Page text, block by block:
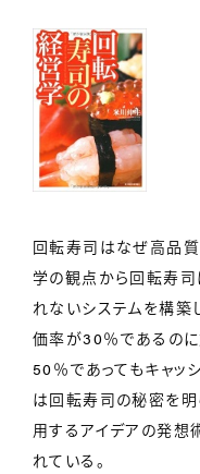
回転寿司はなぜ高品質
学の観点から回転寿
れないシステムを構築
価率が30％であるの
50％であってもキャッ
は回転寿司の秘密を明
用するアイデアの発想
れている。